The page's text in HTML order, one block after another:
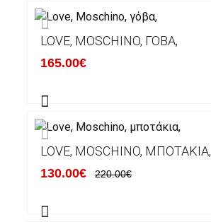
LOVE, MOSCHINO, ΓΌΒΑ,
165.00€
LOVE, MOSCHINO, ΜΠΟΤΆΚΙΑ,
130.00€ 220.00€